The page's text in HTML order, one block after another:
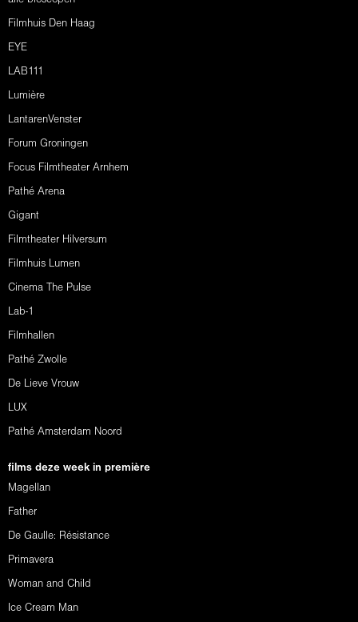
Filmhuis Den Haag
EYE
LAB111
Lumière
LantarenVenster
Forum Groningen
Focus Filmtheater Arnhem
Pathé Arena
Gigant
Filmtheater Hilversum
Filmhuis Lumen
Cinema The Pulse
Lab-1
Filmhallen
Pathé Zwolle
De Lieve Vrouw
LUX
Pathé Amsterdam Noord
films deze week in première
Magellan
Father
De Gaulle: Résistance
Primavera
Woman and Child
Ice Cream Man